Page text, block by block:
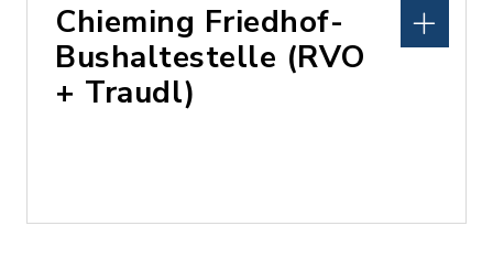
Chieming Friedhof-
Bushaltestelle (RVO
+ Traudl)